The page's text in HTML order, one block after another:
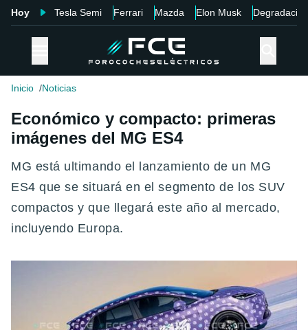
Hoy Tesla Semi Ferrari Mazda Elon Musk Degradación
Inicio Noticias
Económico y compacto: primeras
imágenes del MG ES4
MG está ultimando el lanzamiento de un MG
ES4 que se situará en el segmento de los SUV
compactos y que llegará este año al mercado,
incluyendo Europa.